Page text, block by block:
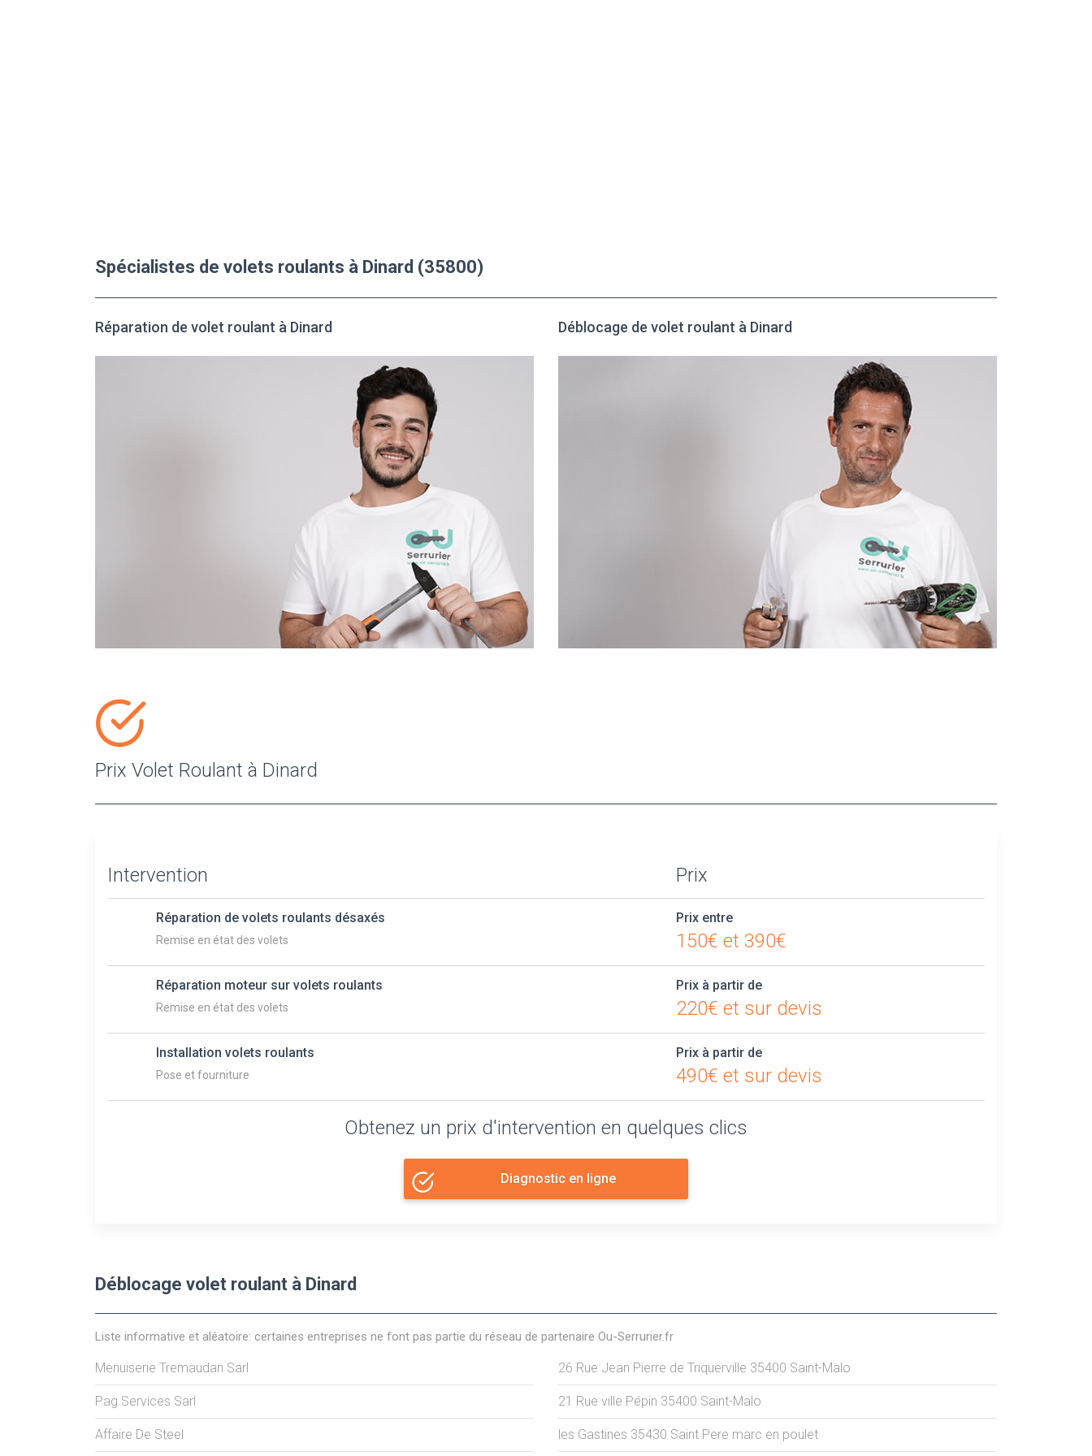
Spécialistes de volets roulants à Dinard (35800)
Réparation de volet roulant à Dinard Déblocage de volet roulant à Dinard
Prix Volet Roulant à Dinard
Intervention Prix
Réparation de volets roulants désaxés
Remise en état des volets
Prix entre
150€ et 390€
Réparation moteur sur volets roulants
Remise en état des volets
Prix à partir de
220€ et sur devis
Installation volets roulants
Pose et fourniture
Prix à partir de
490€ et sur devis
Obtenez un prix d'intervention en quelques clics
Diagnostic en ligne
Déblocage volet roulant à Dinard
Liste informative et aléatoire: certaines entreprises ne font pas partie du réseau de partenaire Ou-Serrurier.fr
Menuiserie Tremaudan Sarl 26 Rue Jean Pierre de Triquerville 35400 Saint-Malo
Pag Services Sarl 21 Rue ville Pépin 35400 Saint-Malo
Affaire De Steel les Gastines 35430 Saint Pere marc en poulet